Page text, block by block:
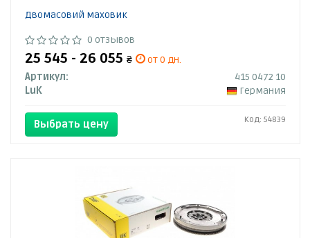
Двомасовий маховик
0 отзывов
25 545 - 26 055 ₴
от 0 дн.
Артикул:
415 0472 10
LuK
Германия
Выбрать цену Код: 54839